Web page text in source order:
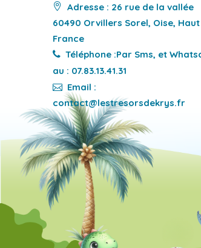
Adresse : 26 rue de la vallée
60490 Orvillers Sorel, Oise,
France
Téléphone :Par Sms, et
au : 07.83.13.41.31
Email :
contact@lestresorsdekrys.fr